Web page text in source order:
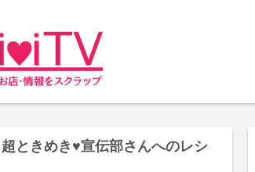
ときめき♥宣伝部さんへのレシ